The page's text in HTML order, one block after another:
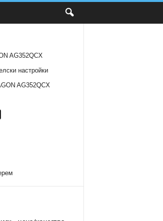
AG352QCX
настройки
AG352QCX